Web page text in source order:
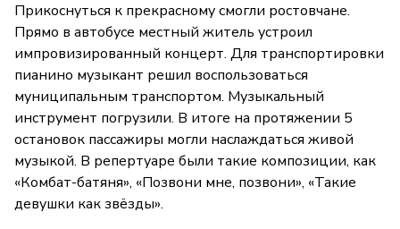
Прикоснуться к прекрасному смогли ростовчане.
Прямо в автобусе местный житель устроил
импровизированный концерт. Для транспортировки
пианино музыкант решил воспользоваться
муниципальным транспортом. Музыкальный
инструмент погрузили. В итоге на протяжении 5
остановок пассажиры могли наслаждаться живой
музыкой. В репертуаре были такие композиции, как
«Комбат-батяня», «Позвони мне, позвони», «Такие
девушки как звёзды».